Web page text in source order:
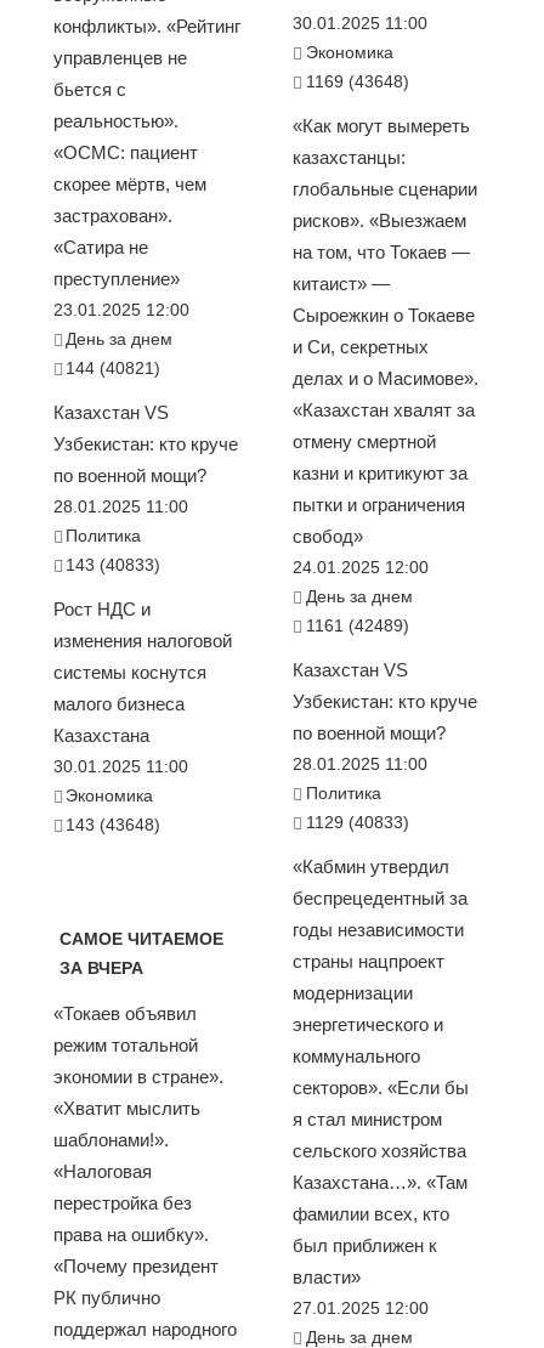
конфликты». «Рейтинг
управленцев не
бьется с
реальностью».
«ОСМС: пациент
скорее мёртв, чем
застрахован».
«Сатира не
преступление»
23.01.2025 12:00
День за днем
144 (40821)
Казахстан VS
Узбекистан: кто круче
по военной мощи?
28.01.2025 11:00
Политика
143 (40833)
Рост НДС и
изменения налоговой
системы коснутся
малого бизнеса
Казахстана
30.01.2025 11:00
Экономика
143 (43648)
САМОЕ ЧИТАЕМОЕ
ЗА ВЧЕРА
«Токаев объявил
режим тотальной
экономии в стране».
«Хватит мыслить
шаблонами!».
«Налоговая
перестройка без
права на ошибку».
«Почему президент
РК публично
поддержал народного
30.01.2025 11:00
Экономика
1169 (43648)
«Как могут вымереть
казахстанцы:
глобальные сценарии
рисков». «Выезжаем
на том, что Токаев —
китаист» —
Сыроежкин о Токаеве
и Си, секретных
делах и о Масимове».
«Казахстан хвалят за
отмену смертной
казни и критикуют за
пытки и ограничения
свобод»
24.01.2025 12:00
День за днем
1161 (42489)
Казахстан VS
Узбекистан: кто круче
по военной мощи?
28.01.2025 11:00
Политика
1129 (40833)
«Кабмин утвердил
беспрецедентный за
годы независимости
страны нацпроект
модернизации
энергетического и
коммунального
секторов». «Если бы
я стал министром
сельского хозяйства
Казахстана…». «Там
фамилии всех, кто
был приближен к
власти»
27.01.2025 12:00
День за днем